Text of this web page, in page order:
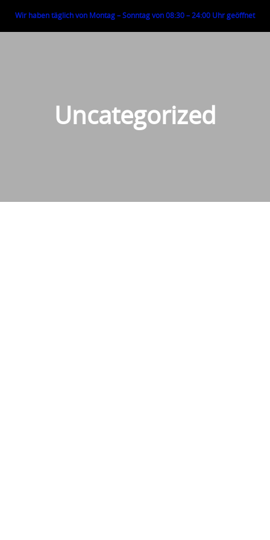
Wir haben täglich von Montag – Sonntag von 08:30 – 24:00 Uhr geöffnet
Uncategorized